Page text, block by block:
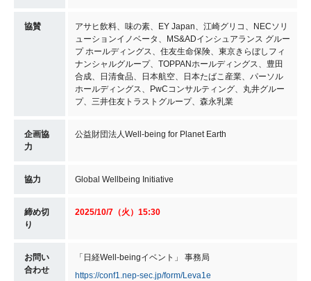
協賛
アサヒ飲料、味の素、EY Japan、江崎グリコ、NECソリ
ューションイノベータ、MS&ADインシュアランス グルー
プ ホールディングス、住友生命保険、東京きらぼしフィ
ナンシャルグループ、TOPPANホールディングス、豊田
合成、日清食品、日本航空、日本たばこ産業、パーソル
ホールディングス、PwCコンサルティング、丸井グルー
プ、三井住友トラストグループ、森永乳業
企画協
力
公益財団法人Well-being for Planet Earth
協力 Global Wellbeing Initiative
締め切
り
2025/10/7（火）15:30
お問い
合わせ
「日経Well-beingイベント」 事務局
https://conf1.nep-sec.jp/form/Leva1e